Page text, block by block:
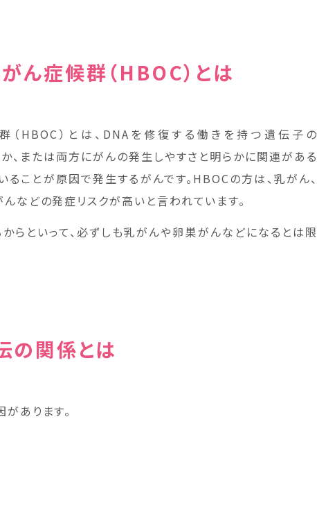
ん症候群（HBOC）とは
HBOC）とは、DNAを修復する働きを持つ遺伝子の
か、または両方にがんの発生しやすさと明らかに関連がある
ることが原因で発生するがんです。HBOCの方は、乳がん、
などの発症リスクが高いと言われています。
らといって、必ずしも乳がんや卵巣がんなどになるとは限
の関係とは
あります。